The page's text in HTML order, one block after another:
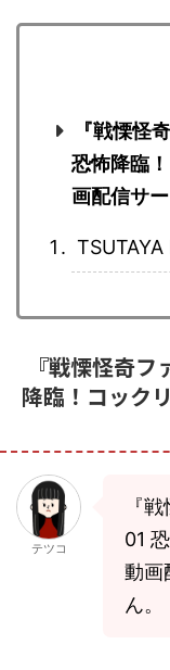
『戦慄怪
恐怖降臨
画配信サ
TSUTAYA
『戦慄怪奇
降臨！コック
テツコ
『
01
動画
ん。